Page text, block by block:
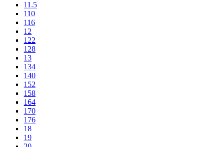
11.5
110
116
12
122
128
13
134
140
152
158
164
170
176
18
19